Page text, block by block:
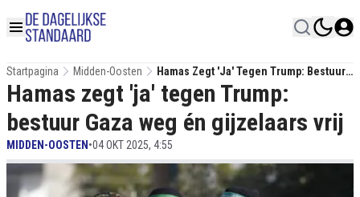
Startpagina Midden-Oosten
Hamas Zegt 'ja' Tegen Trump: Bestuur
Gaza Weg Én Gijzelaars Vrij
Hamas zegt 'ja' tegen Trump:
bestuur Gaza weg én gijzelaars vrij
MIDDEN-OOSTEN •04 OKT 2025, 4:55